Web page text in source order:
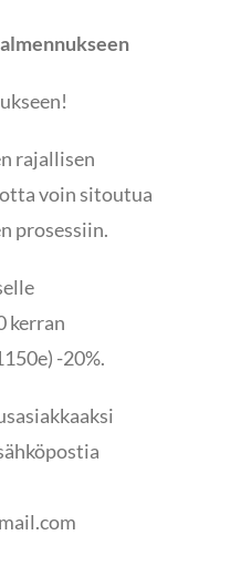
rajallisen
voin sitoutua
prosessiin.
kerran
-20%.